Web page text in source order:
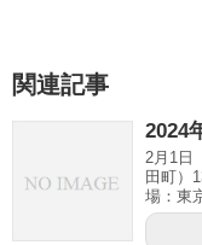
関連記事
2024
2月1日
田町）
場：東